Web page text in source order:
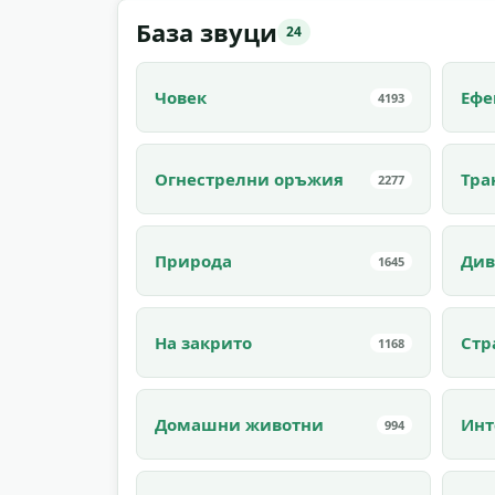
База звуци 24
Човек 4193
Огнестрелни оръжия 2277
Природа 1645
На закрито 1168
Домашни животни 994